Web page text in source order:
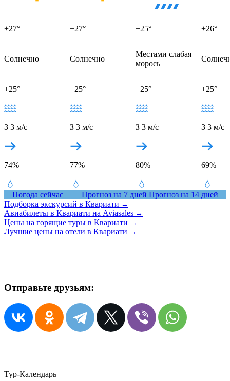
+27° +27° +25° +26°
Солнечно Солнечно
Местами слабая
морось
+25°
З 3 м/с
74%
+25°
З 3 м/с
77%
+25°
З 3 м/с
80%
+25°
З 3 м/с
69%
Погода сейчас Прогноз на 7 дней Прогноз на 14 дней
Подборка экскурсий в Квариати →
Авиабилеты в Квариати на Aviasales →
Цены на горящие туры в Квариати →
Лучшие цены на отели в Квариати →
Отправьте друзьям:
Тур-Календарь